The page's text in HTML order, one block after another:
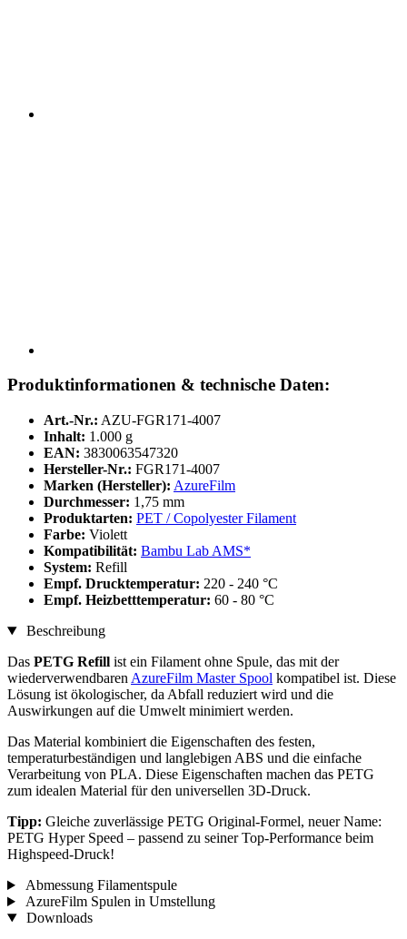
Produktinformationen & technische Daten:
Art.-Nr.: AZU-FGR171-4007
Inhalt: 1.000 g
EAN: 3830063547320
Hersteller-Nr.: FGR171-4007
Marken (Hersteller): AzureFilm
Durchmesser: 1,75 mm
Produktarten: PET / Copolyester Filament
Farbe: Violett
Kompatibilität: Bambu Lab AMS*
System: Refill
Empf. Drucktemperatur: 220 - 240 °C
Empf. Heizbetttemperatur: 60 - 80 °C
Beschreibung
Das PETG Refill ist ein Filament ohne Spule, das mit der
wiederverwendbaren AzureFilm Master Spool kompatibel ist. Diese
Lösung ist ökologischer, da Abfall reduziert wird und die
Auswirkungen auf die Umwelt minimiert werden.
Das Material kombiniert die Eigenschaften des festen,
temperaturbeständigen und langlebigen ABS und die einfache
Verarbeitung von PLA. Diese Eigenschaften machen das PETG
zum idealen Material für den universellen 3D-Druck.
Tipp: Gleiche zuverlässige PETG Original-Formel, neuer Name:
PETG Hyper Speed – passend zu seiner Top-Performance beim
Highspeed-Druck!
Abmessung Filamentspule
AzureFilm Spulen in Umstellung
Downloads